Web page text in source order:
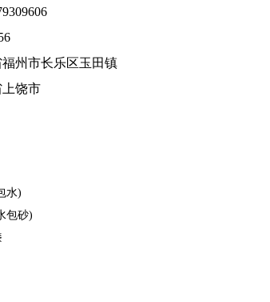
州市长乐区玉田镇
饶市
水)
包砂)